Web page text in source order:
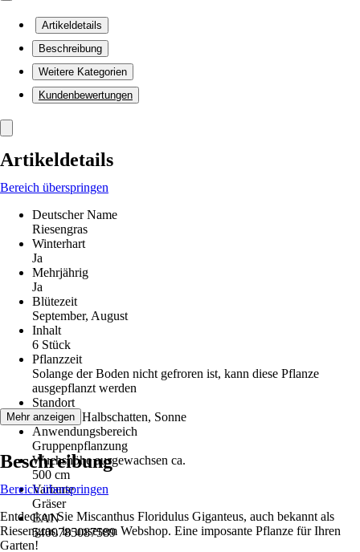
Artikeldetails
Beschreibung
Weitere Kategorien
Kundenbewertungen
Artikeldetails
Bereich überspringen
Deutscher Name
Riesengras
Winterhart
Ja
Mehrjährig
Ja
Blütezeit
September, August
Inhalt
6 Stück
Pflanzzeit
Solange der Boden nicht gefroren ist, kann diese Pflanze
ausgepflanzt werden
Standort
Schatten, Halbschatten, Sonne
Anwendungsbereich
Gruppenpflanzung
Wuchshöhe ausgewachsen ca.
500 cm
Variante
Gräser
EAN
5400785087589
Mehr anzeigen
Beschreibung
Bereich überspringen
Entdecken Sie Miscanthus Floridulus Giganteus, auch bekannt als
Riesengras, in unserem Webshop. Eine imposante Pflanze für Ihren
Garten!